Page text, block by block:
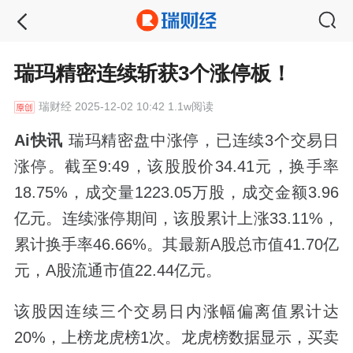
瑞玛精密连续斩获3个涨停板！
瑞财经2025-12-02 10:42 1.1w阅读
Ai快讯 瑞玛精密盘中涨停，已连续3个交易日
涨停。截至9:49，该股股价34.41元，换手率
18.75%，成交量1223.05万股，成交金额3.96
亿元。连续涨停期间，该股累计上涨33.11%，
累计换手率46.66%。其最新A股总市值41.70亿
元，A股流通市值22.44亿元。
该股因连续三个交易日内涨幅偏离值累计达
20%，上榜龙虎榜1次。龙虎榜数据显示，买卖